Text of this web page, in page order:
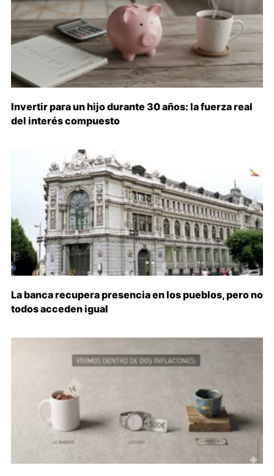
Invertir para un hijo durante 30 años: la fuerza real
del interés compuesto
La banca recupera presencia en los pueblos, pero no
todos acceden igual